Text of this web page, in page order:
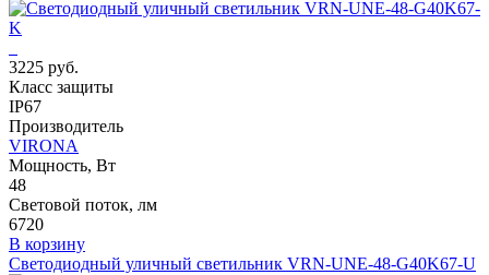
3225 руб.
Класс защиты
IP67
Производитель
VIRONA
Мощность, Вт
48
Световой поток, лм
6720
В корзину
Светодиодный уличный светильник VRN-UNE-48-G40K67-U